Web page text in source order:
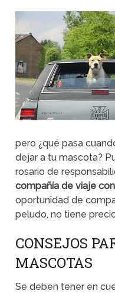
pero ¿qué pasa
dejar a tu mascota?
rosario de
compañía de viaje
oportunidad de
peludo, no tiene
CONSEJOS
MASCOTAS
Se deben tener en